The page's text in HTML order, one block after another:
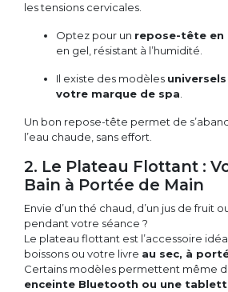
les tensions cervicales.
Optez pour un repose-tête en
en gel, résistant à l’humidité.
Il existe des modèles
votre marque de spa
Un bon repose-tête permet de
l’eau chaude, sans effort.
2. Le Plateau Flottant :
Bain à Portée de Main
Envie d’un thé chaud, d’un jus de fruit
pendant votre séance ?
Le plateau flottant est l’accessoire
boissons ou votre livre au sec, à
Certains modèles permettent même
enceinte Bluetooth ou une